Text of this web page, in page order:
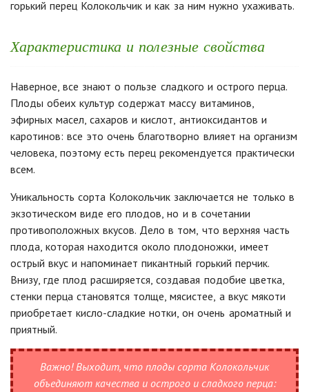
горький перец Колокольчик и как за ним нужно ухаживать.
Характеристика и полезные свойства
Наверное, все знают о пользе сладкого и острого перца.
Плоды обеих культур содержат массу витаминов,
эфирных масел, сахаров и кислот, антиоксидантов и
каротинов: все это очень благотворно влияет на организм
человека, поэтому есть перец рекомендуется практически
всем.
Уникальность сорта Колокольчик заключается не только в
экзотическом виде его плодов, но и в сочетании
противоположных вкусов. Дело в том, что верхняя часть
плода, которая находится около плодоножки, имеет
острый вкус и напоминает пикантный горький перчик.
Внизу, где плод расширяется, создавая подобие цветка,
стенки перца становятся толще, мясистее, а вкус мякоти
приобретает кисло-сладкие нотки, он очень ароматный и
приятный.
Важно!Выходит, что плоды сорта Колокольчик
объединяют качества и острого и сладкого перца: